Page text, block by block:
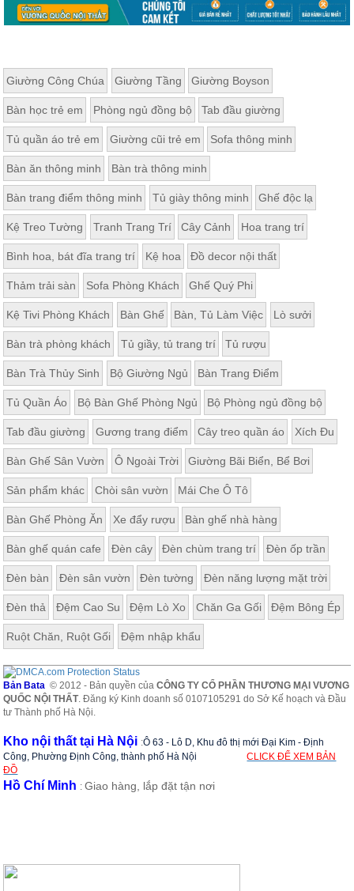
hoàn thiện không gian trở nên đồng điệu nhất.
Giường Công Chúa Giường Tầng Giường Boyson
Bàn học trẻ em Phòng ngủ đồng bộ Tab đầu giường
Tủ quần áo trẻ em Giường cũi trẻ em Sofa thông minh
Bàn ăn thông minh Bàn trà thông minh
Bàn trang điểm thông minh Tủ giày thông minh Ghế độc lạ
Kệ Treo Tường Tranh Trang Trí Cây Cảnh Hoa trang trí
Bình hoa, bát đĩa trang trí Kệ hoa Đồ decor nội thất
Thảm trải sàn Sofa Phòng Khách Ghế Quý Phi
Kệ Tivi Phòng Khách Bàn Ghế Bàn, Tủ Làm Việc Lò sưởi
Bàn trà phòng khách Tủ giầy, tủ trang trí Tủ rượu
Bàn Trà Thủy Sinh Bộ Giường Ngủ Bàn Trang Điểm
Tủ Quần Áo Bộ Bàn Ghế Phòng Ngủ Bộ Phòng ngủ đồng bộ
Tab đầu giường Gương trang điểm Cây treo quần áo Xích Đu
Bàn Ghế Sân Vườn Ô Ngoài Trời Giường Bãi Biển, Bể Bơi
Sản phẩm khác Chòi sân vườn Mái Che Ô Tô
Bàn Ghế Phòng Ăn Xe đẩy rượu Bàn ghế nhà hàng
Bàn ghế quán cafe Đèn cây Đèn chùm trang trí Đèn ốp trần
Đèn bàn Đèn sân vườn Đèn tường Đèn năng lượng mặt trời
Đèn thả Đệm Cao Su Đệm Lò Xo Chăn Ga Gối Đệm Bông Ép
Ruột Chăn, Ruột Gối Đệm nhập khẩu
Bản Bata © 2012 - Bản quyền củaCÔNG TY CỔ PHẦN THƯƠNG MẠI VƯƠNG
QUỐC NỘI THẤT. Đăng ký Kinh doanh số 0107105291 do Sở Kế hoạch và Đầu
tư Thành phố Hà Nội.
Kho nội thất tại Hà Nội :Ô 63 - Lô D, Khu đô thị mới Đại Kim - Định
Công, Phường Định Công, thành phố Hà Nội
CLICK ĐỂ XEM BẢN
ĐỒ
Hồ Chí Minh :Giao hàng, lắp đặt tận nơi